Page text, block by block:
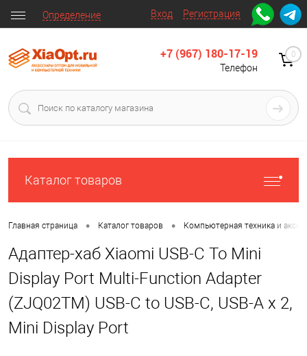
Вход Регистрация
Определение
+7 (967) 180-17-19
Телефон
0
Каталог товаров
Главная страница • Каталог товаров • Компьютерная техника и
Адаптер-хаб Xiaomi USB-C To Mini
Display Port Multi-Function Adapter
(ZJQ02TM) USB-C to USB-C, USB-A x 2,
Mini Display Port